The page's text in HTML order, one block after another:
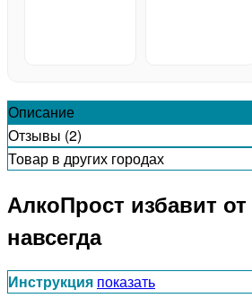
Описание
Отзывы (2)
Товар в других городах
АлкоПрост избавит
навсегда
Инструкция показать